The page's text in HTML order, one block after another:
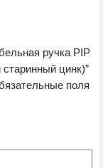
ручка PIP
цинк)”
поля